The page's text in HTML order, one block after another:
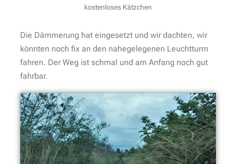
kostenloses Kätzchen
Die Dämmerung hat eingesetzt und wir dachten, wir
könnten noch fix an den nahegelegenen Leuchtturm
fahren. Der Weg ist schmal und am Anfang noch gut
fahrbar.